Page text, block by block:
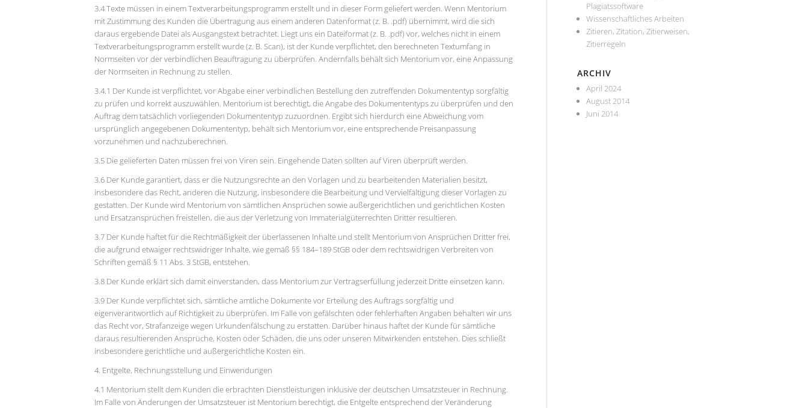
3.4 Texte müssen in einem Textverarbeitungsprogramm erstellt und in dieser Form geliefert werden. Wenn Mentorium
mit Zustimmung des Kunden die Übertragung aus einem anderen Datenformat (z. B. .pdf) übernimmt, wird die sich
daraus ergebende Datei als Ausgangstext betrachtet. Liegt uns ein Dateiformat (z. B. .pdf) vor, welches nicht in einem
Textverarbeitungsprogramm erstellt wurde (z. B. Scan), ist der Kunde verpflichtet, den berechneten Textumfang in
Normseiten vor der verbindlichen Beauftragung zu überprüfen. Andernfalls behält sich Mentorium vor, eine Anpassung
der Normseiten in Rechnung zu stellen.
3.4.1 Der Kunde ist verpflichtet, vor Abgabe einer verbindlichen Bestellung den zutreffenden Dokumententyp sorgfältig
zu prüfen und korrekt auszuwählen. Mentorium ist berechtigt, die Angabe des Dokumententyps zu überprüfen und den
Auftrag dem tatsächlich vorliegenden Dokumententyp zuzuordnen. Ergibt sich hierdurch eine Abweichung vom
ursprünglich angegebenen Dokumententyp, behält sich Mentorium vor, eine entsprechende Preisanpassung
vorzunehmen und nachzuberechnen.
3.5 Die gelieferten Daten müssen frei von Viren sein. Eingehende Daten sollten auf Viren überprüft werden.
3.6 Der Kunde garantiert, dass er die Nutzungsrechte an den Vorlagen und zu bearbeitenden Materialien besitzt,
insbesondere das Recht, anderen die Nutzung, insbesondere die Bearbeitung und Vervielfältigung dieser Vorlagen zu
gestatten. Der Kunde wird Mentorium von sämtlichen Ansprüchen sowie außergerichtlichen und gerichtlichen Kosten
und Ersatzansprüchen freistellen, die aus der Verletzung von Immaterialgüterrechten Dritter resultieren.
3.7 Der Kunde haftet für die Rechtmäßigkeit der überlassenen Inhalte und stellt Mentorium von Ansprüchen Dritter frei,
die aufgrund etwaiger rechtswidriger Inhalte, wie gemäß §§ 184–189 StGB oder dem rechtswidrigen Verbreiten von
Schriften gemäß § 11 Abs. 3 StGB, entstehen.
3.8 Der Kunde erklärt sich damit einverstanden, dass Mentorium zur Vertragserfüllung jederzeit Dritte einsetzen kann.
3.9 Der Kunde verpflichtet sich, sämtliche amtliche Dokumente vor Erteilung des Auftrags sorgfältig und
eigenverantwortlich auf Richtigkeit zu überprüfen. Im Falle von gefälschten oder fehlerhaften Angaben behalten wir uns
das Recht vor, Strafanzeige wegen Urkundenfälschung zu erstatten. Darüber hinaus haftet der Kunde für sämtliche
daraus resultierenden Ansprüche, Kosten oder Schäden, die uns oder unseren Mitwirkenden entstehen. Dies schließt
insbesondere gerichtliche und außergerichtliche Kosten ein.
4. Entgelte, Rechnungsstellung und Einwendungen
4.1 Mentorium stellt dem Kunden die erbrachten Dienstleistungen inklusive der deutschen Umsatzsteuer in Rechnung.
Im Falle von Änderungen der Umsatzsteuer ist Mentorium berechtigt, die Entgelte entsprechend der Veränderung
Plagiatssoftware
Wissenschaftliches Arbeiten
Zitieren, Zitation, Zitierweisen,
Zitierregeln
ARCHIV
April 2024
August 2014
Juni 2014